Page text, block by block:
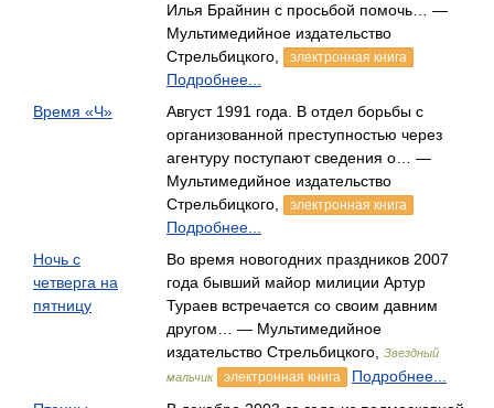
Илья Брайнин с просьбой помочь… —
Мультимедийное издательство
Стрельбицкого,
электронная книга
Подробнее...
Время «Ч»
Август 1991 года. В отдел борьбы с
организованной преступностью через
агентуру поступают сведения о… —
Мультимедийное издательство
Стрельбицкого,
электронная книга
Подробнее...
Ночь с
четверга на
пятницу
Во время новогодних праздников 2007
года бывший майор милиции Артур
Тураев встречается со своим давним
другом… — Мультимедийное
издательство Стрельбицкого,
Звездный
мальчик
электронная книга
Подробнее...